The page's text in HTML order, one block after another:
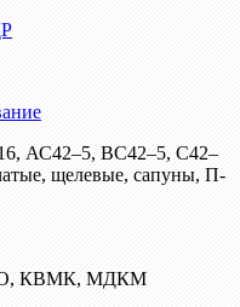
АС42–5, ВС42–5, С42–
щелевые, сапуны, П-
КВМК, МДКМ